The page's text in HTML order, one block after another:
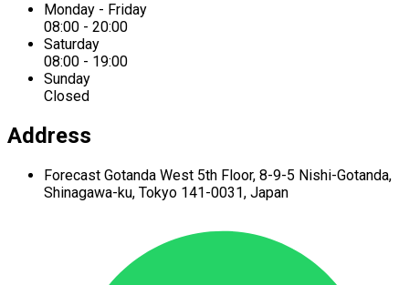
Monday - Friday
08:00 - 20:00
Saturday
08:00 - 19:00
Sunday
Closed
Address
Forecast Gotanda West 5th Floor, 8-9-5 Nishi-Gotanda,
Shinagawa-ku, Tokyo 141-0031, Japan